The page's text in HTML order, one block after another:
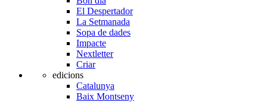
El Despertador
La Setmanada
Sopa de dades
Impacte
Nextletter
Criar
edicions
Catalunya
Baix Montseny